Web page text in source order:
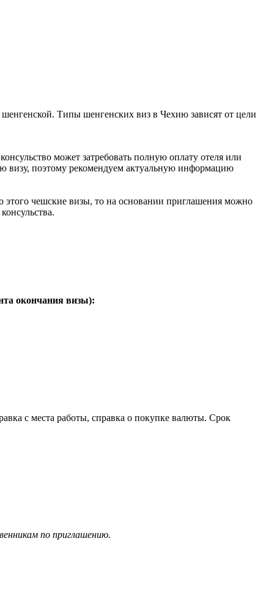
Типы шенгенских виз в Чехию зависят от цели
может затребовать полную оплату отеля или
визу, поэтому рекомендуем актуальную информацию
чешские визы, то на основании приглашения можно
окончания визы):
с места работы, справка о покупке валюты. Срок
по приглашению.